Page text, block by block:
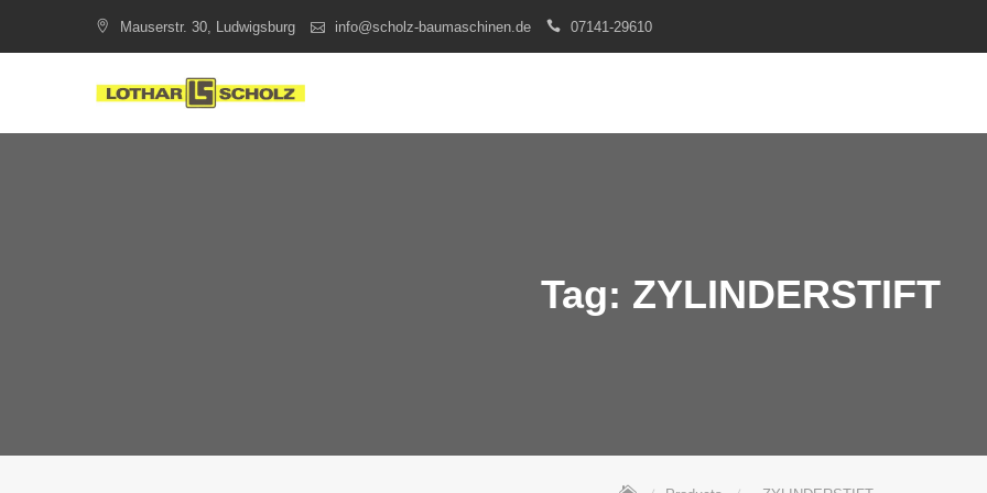
Mauserstr. 30, Ludwigsburg info@scholz-baumaschinen.de 07141-29610
Tag: ZYLINDERSTIFT